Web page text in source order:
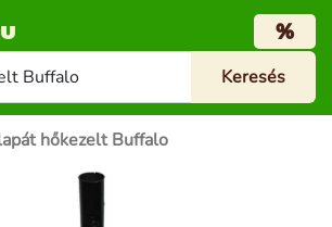
%
hőkezelt Buffalo